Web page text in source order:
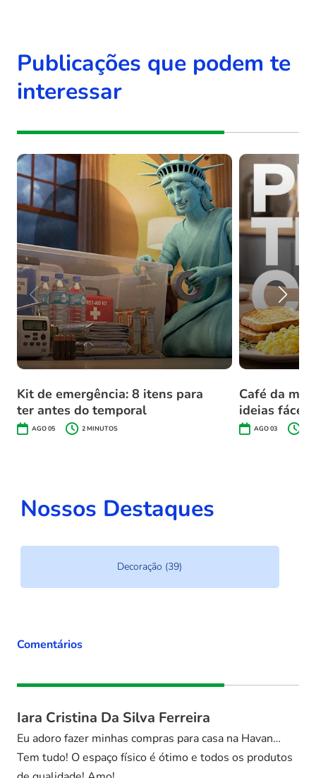
Publicações que podem te
interessar
Kit de emergência: 8 itens para
ter antes do temporal
AGO 05 2MINUTOS
Café da
ideias
AGO 03
Nossos Destaques
Decoração (39)
Comentários
Iara Cristina Da Silva Ferreira
Eu adoro fazer minhas compras para casa na Havan…
Tem tudo! O espaço físico é ótimo e todos os produtos